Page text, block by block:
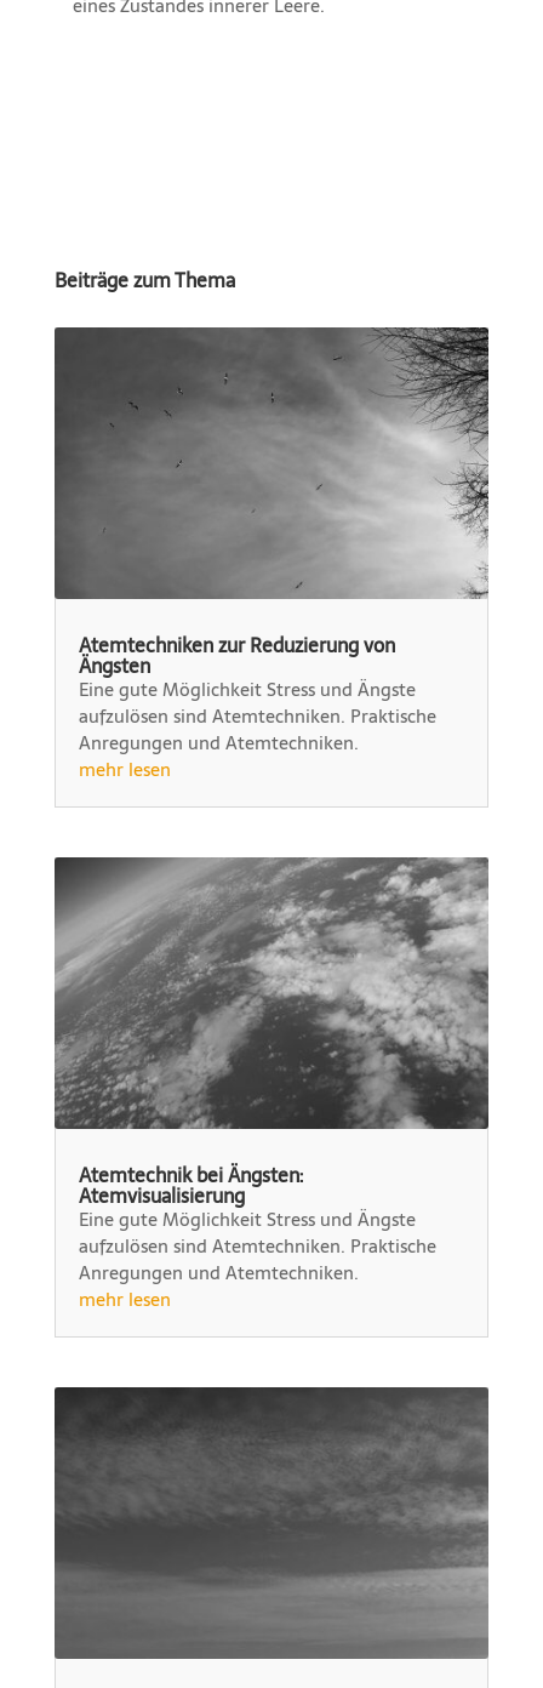
Beiträge zum Thema
Atemtechniken zur Reduzierung von
Ängsten
Eine gute Möglichkeit Stress und Ängste
aufzulösen sind Atemtechniken. Praktische
Anregungen und Atemtechniken.
mehr lesen
Atemtechnik bei Ängsten:
Atemvisualisierung
Eine gute Möglichkeit Stress und Ängste
aufzulösen sind Atemtechniken. Praktische
Anregungen und Atemtechniken.
mehr lesen